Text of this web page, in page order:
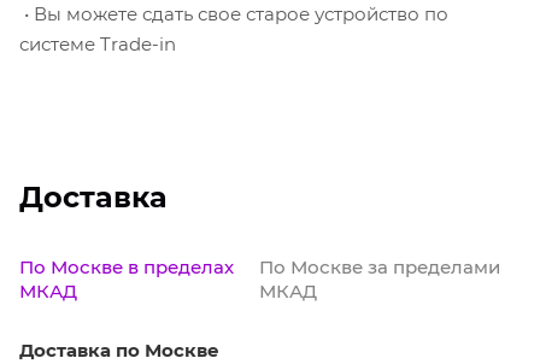
• Вы можете сдать свое старое устройство по
системе Trade-in
Доставка
По Москве в пределах
МКАД
По Москве за пределами
МКАД
Доставка по Москве